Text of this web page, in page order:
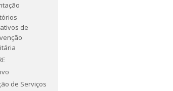
de
de Serviços